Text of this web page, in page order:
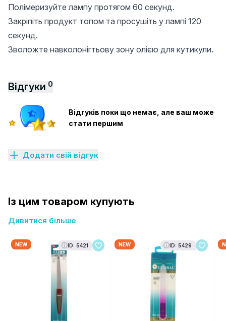
Полімеризуйте лампу протягом 60 секунд.
Закріпіть продукт топом та просушіть у лампі 120
секунд.
Зволожте навколонігтьову зону олією для кутикули.
Відгуки 0
Відгуків поки що немає, але ваш може
стати першим
Додати свій відгук
Із цим товаром купують
Дивитися більше
NEW ID: 5421 NEW ID: 5429